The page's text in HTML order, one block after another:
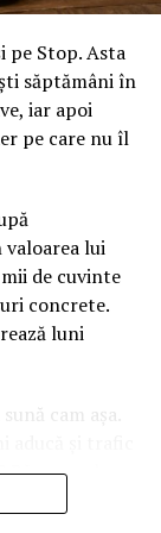
rurală de
va merge
de
și planuri
Bahn
pe Stop. Asta
săptămâni în
iar apoi
pe care nu îl
lui
de cuvinte
concrete.
luni
cam așa.
în care